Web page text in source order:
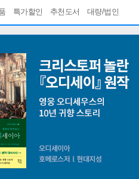
특가할인 추천도서 대량/법인
트 만들기